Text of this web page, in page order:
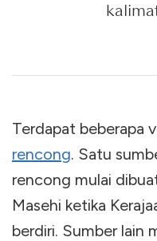
Terdapat beberapa
rencong. Satu
rencong mulai
Masehi ketika
berdiri. Sumber lain